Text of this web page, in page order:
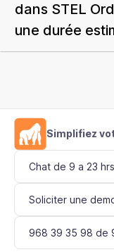
dans STEL
une durée
Simplifiez
Chat de 9 a 23 hrs
Soliciter une
968 39 35 98 de